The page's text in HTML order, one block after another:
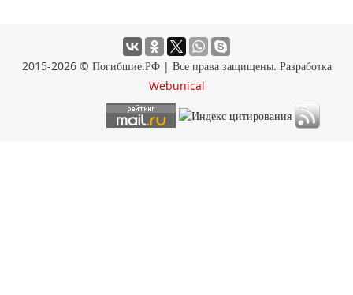
2015-2026 © Погибшие.РФ | Все права защищены. Разработка
Webunical